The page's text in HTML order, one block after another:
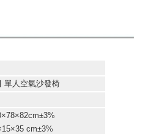
單人空氣沙發椅
cm±3%